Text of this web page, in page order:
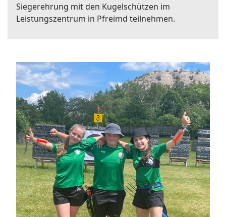
Siegerehrung mit den Kugelschützen im
Leistungszentrum in Pfreimd teilnehmen.